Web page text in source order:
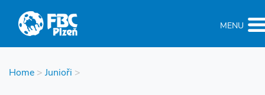
MENU
Home > Junioři >